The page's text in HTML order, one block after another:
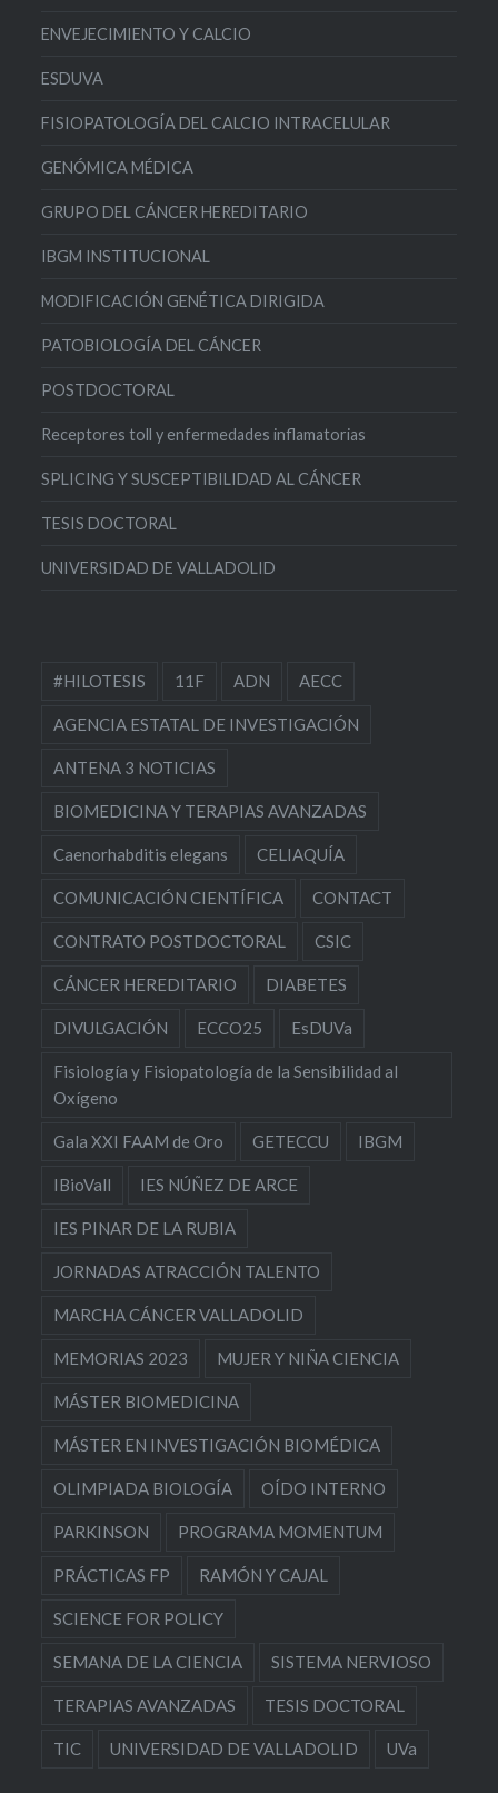
ENVEJECIMIENTO Y CALCIO
ESDUVA
FISIOPATOLOGÍA DEL CALCIO INTRACELULAR
GENÓMICA MÉDICA
GRUPO DEL CÁNCER HEREDITARIO
IBGM INSTITUCIONAL
MODIFICACIÓN GENÉTICA DIRIGIDA
PATOBIOLOGÍA DEL CÁNCER
POSTDOCTORAL
Receptores toll y enfermedades inflamatorias
SPLICING Y SUSCEPTIBILIDAD AL CÁNCER
TESIS DOCTORAL
UNIVERSIDAD DE VALLADOLID
#HILOTESIS 11F ADN AECC
AGENCIA ESTATAL DE INVESTIGACIÓN
ANTENA 3 NOTICIAS
BIOMEDICINA Y TERAPIAS AVANZADAS
Caenorhabditis elegans CELIAQUÍA
COMUNICACIÓN CIENTÍFICA CONTACT
CONTRATO POSTDOCTORAL CSIC
CÁNCER HEREDITARIO DIABETES
DIVULGACIÓN ECCO25 EsDUVa
Fisiología y Fisiopatología de la Sensibilidad al
Oxígeno
Gala XXI FAAM de Oro GETECCU IBGM
IBioVall IES NÚÑEZ DE ARCE
IES PINAR DE LA RUBIA
JORNADAS ATRACCIÓN TALENTO
MARCHA CÁNCER VALLADOLID
MEMORIAS 2023 MUJER Y NIÑA CIENCIA
MÁSTER BIOMEDICINA
MÁSTER EN INVESTIGACIÓN BIOMÉDICA
OLIMPIADA BIOLOGÍA OÍDO INTERNO
PARKINSON PROGRAMA MOMENTUM
PRÁCTICAS FP RAMÓN Y CAJAL
SCIENCE FOR POLICY
SEMANA DE LA CIENCIA SISTEMA NERVIOSO
TERAPIAS AVANZADAS TESIS DOCTORAL
TIC UNIVERSIDAD DE VALLADOLID UVa